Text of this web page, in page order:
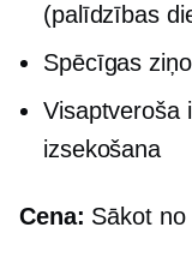
(palīdzības
Spēcīgas
Visaptveroša
izsekošana
Cena: Sākot